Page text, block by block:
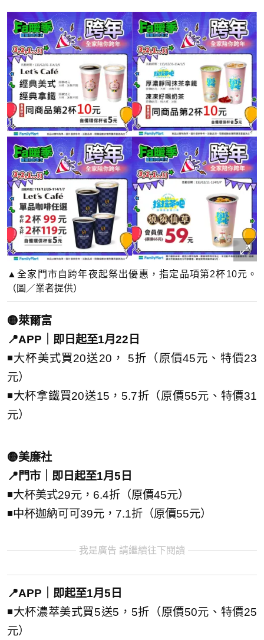
▲全家門市自跨年夜起祭出優惠，指定品項第2杯10元。
（圖／業者提供）
🟡萊爾富
📍APP｜即日起至1月22日
◾大杯美式買20送20， 5折（原價45元、特價23
元）
◾大杯拿鐵買20送15，5.7折（原價55元、特價31
元）
🟡美廉社
📍門市｜即日起至1月5日
◾大杯美式29元，6.4折（原價45元）
◾中杯迦納可可39元，7.1折（原價55元）
我是廣告 請繼續往下閱讀
📍APP｜即起至1月5日
◾大杯濃萃美式買5送5，5折（原價50元、特價25
元）